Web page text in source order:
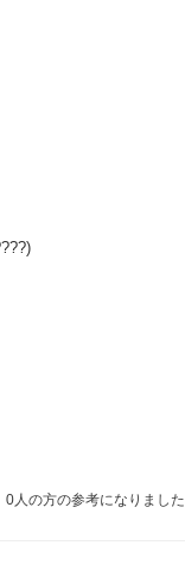
0人の方の参考になりました